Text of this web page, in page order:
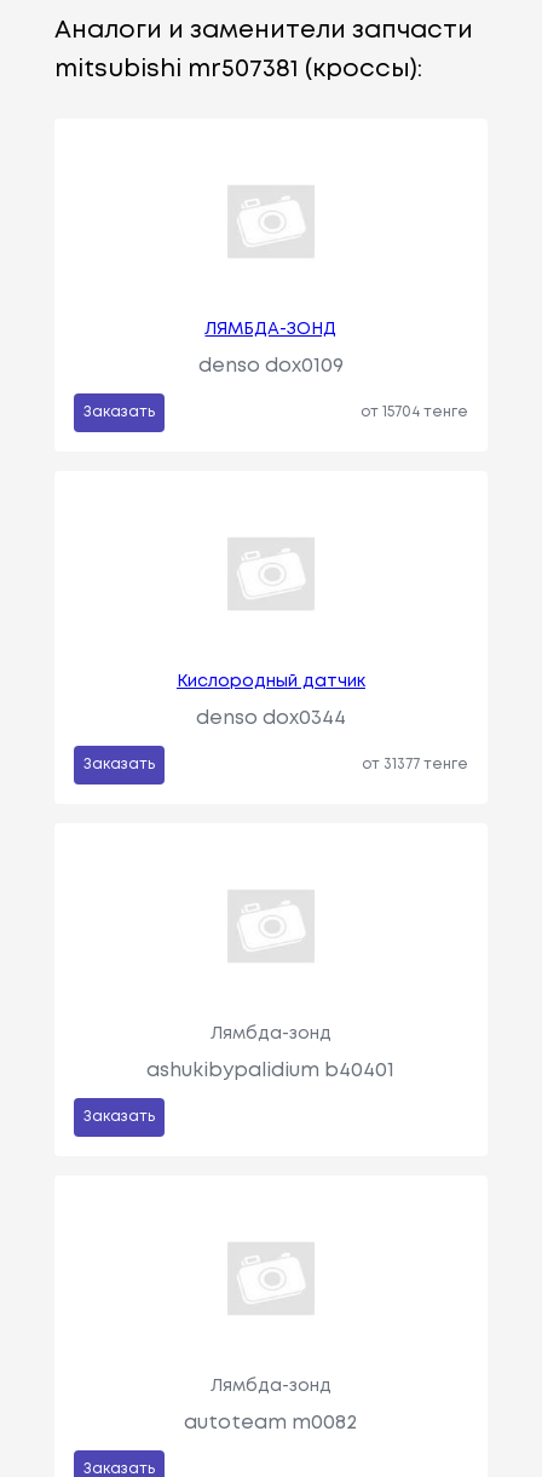
Аналоги и заменители запчасти
mitsubishi mr507381 (кроссы):
ЛЯМБДА-ЗОНД
denso dox0109
Заказать от 15704 тенге
Кислородный датчик
denso dox0344
Заказать от 31377 тенге
Лямбда-зонд
ashukibypalidium b40401
Заказать
Лямбда-зонд
autoteam m0082
Заказать